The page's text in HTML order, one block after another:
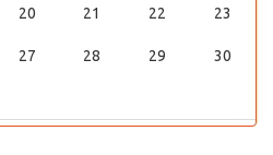
20 21 22 23
27 28 29 30